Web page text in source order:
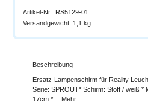
Artikel-Nr.: RS5129-01
Versandgewicht: 1,1 kg
Beschreibung
Ersatz-Lampenschirm für Reality
Serie: SPROUT* Schirm: Stoff / weiß *
17cm *… Mehr